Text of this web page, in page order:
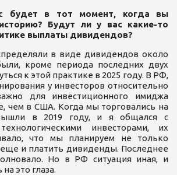
в тот момент, когда вы
Будут ли у вас какие-то
выплаты дивидендов?
в виде дивидендов около
кроме периода последних двух
к этой практике в 2025 году. В РФ,
у инвесторов относительно
для инвестиционного имиджа
чем в США. Когда мы торговались на
в 2019 году, и я общался с
инвесторами, их
что мы планируем не только
и платить дивиденды. Последнее
Но в РФ ситуация иная, и
это глаза.